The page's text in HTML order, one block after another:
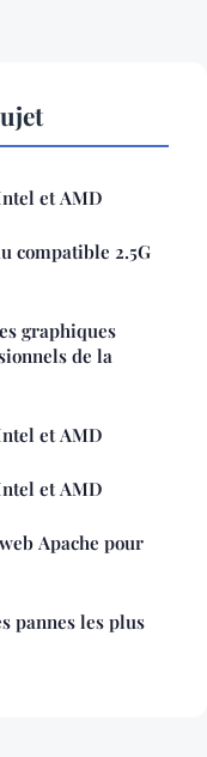
et AMD
compatible 2.5G
graphiques
de la
et AMD
et AMD
Apache pour
pannes les plus